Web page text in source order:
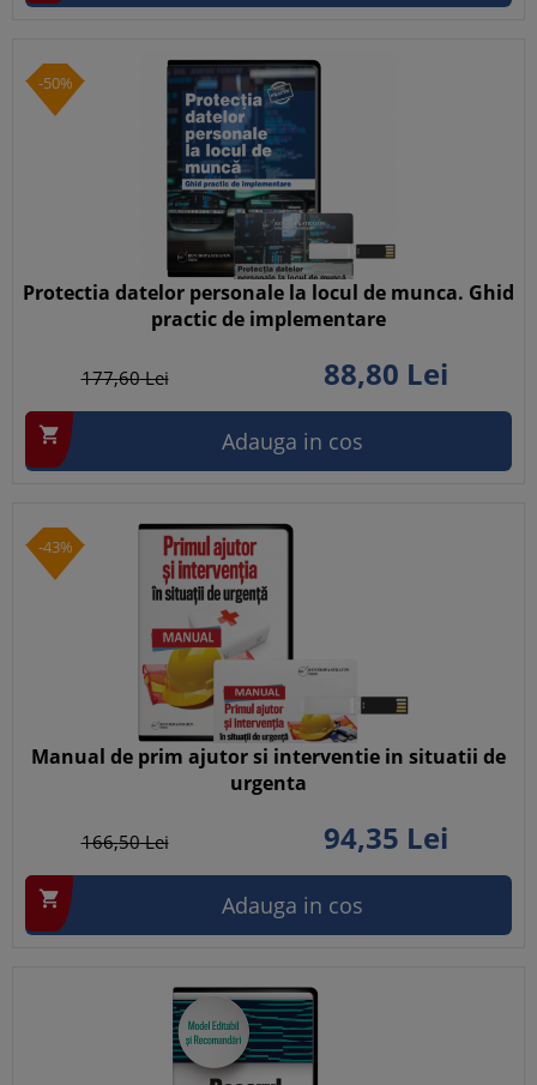
-50%
Protectia datelor personale la locul de munca. Ghid
practic de implementare
177,60Lei 88,80 Lei
 Adauga in cos
-43%
Manual de prim ajutor si interventie in situatii de
urgenta
166,50Lei 94,35 Lei
 Adauga in cos